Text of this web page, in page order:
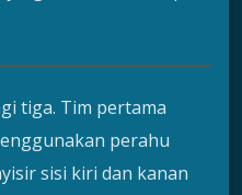
tiga. Tim pertama
perahu
sisi kiri dan kanan